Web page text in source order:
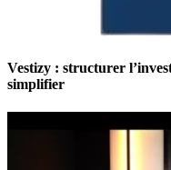
Vestizy : structurer
simplifier